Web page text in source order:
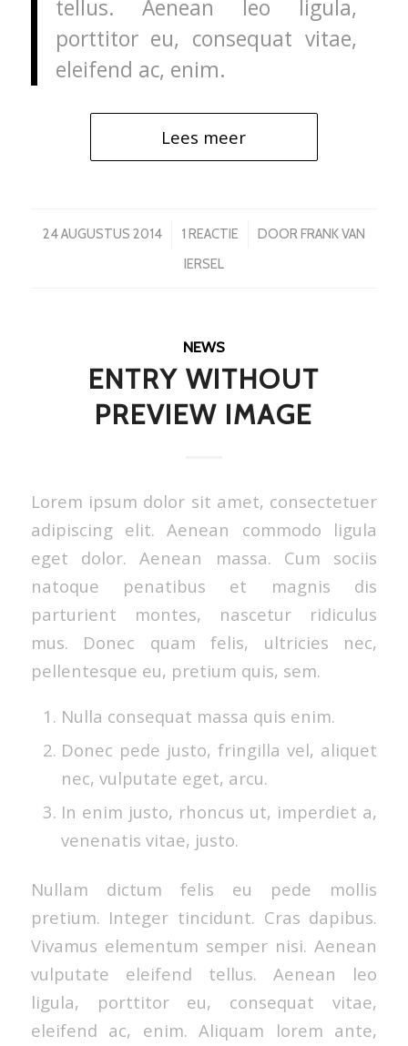
tellus. Aenean leo ligula,
porttitor eu, consequat vitae,
eleifend ac, enim.
Lees meer
24 AUGUSTUS 2014
/ 1 REACTIE
/ DOORFRANK VAN
IERSEL
NEWS
ENTRY WITHOUT
PREVIEW IMAGE
Lorem ipsum dolor sit amet, consectetuer
adipiscing elit. Aenean commodo ligula
eget dolor. Aenean massa. Cum sociis
natoque penatibus et magnis dis
parturient montes, nascetur ridiculus
mus. Donec quam felis, ultricies nec,
pellentesque eu, pretium quis, sem.
Nulla consequat massa quis enim.
Donec pede justo, fringilla vel, aliquet
nec, vulputate eget, arcu.
In enim justo, rhoncus ut, imperdiet a,
venenatis vitae, justo.
Nullam dictum felis eu pede mollis
pretium. Integer tincidunt. Cras dapibus.
Vivamus elementum semper nisi. Aenean
vulputate eleifend tellus. Aenean leo
ligula, porttitor eu, consequat vitae,
eleifend ac, enim. Aliquam lorem ante,